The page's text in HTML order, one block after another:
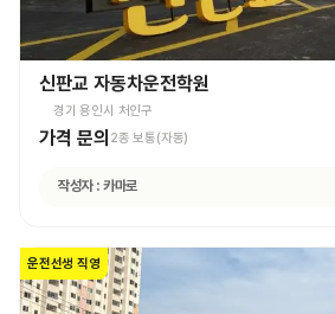
신판교 자동차운전학원
경기 용인시 처인구
가격 문의 2종 보통(자동)
작성자 : 카마로
운전선생 직영